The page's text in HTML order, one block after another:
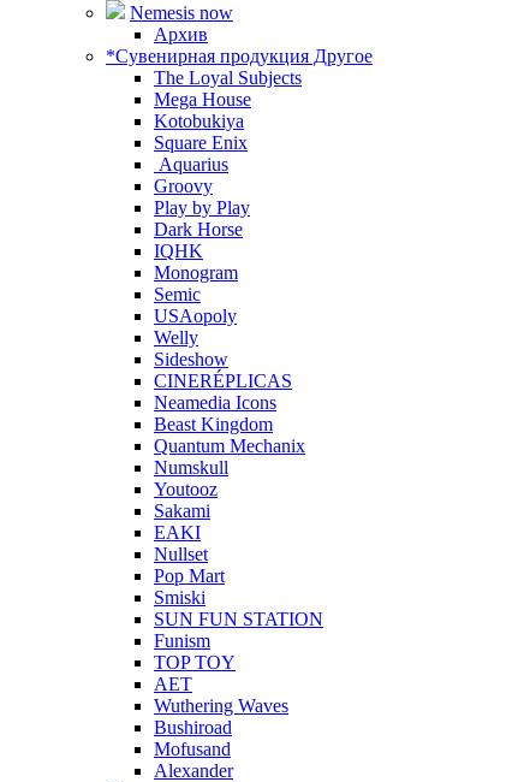
Nemesis now
Архив
*Сувенирная продукция Другое
The Loyal Subjects
Mega House
Kotobukiya
Square Enix
Aquarius
Groovy
Play by Play
Dark Horse
IQHK
Monogram
Semic
USAopoly
Welly
Sideshow
CINERÉPLICAS
Neamedia Icons
Beast Kingdom
Quantum Mechanix
Numskull
Youtooz
Sakami
EAKI
Nullset
Pop Mart
Smiski
SUN FUN STATION
Funism
TOP TOY
AET
Wuthering Waves
Bushiroad
Mofusand
Alexander